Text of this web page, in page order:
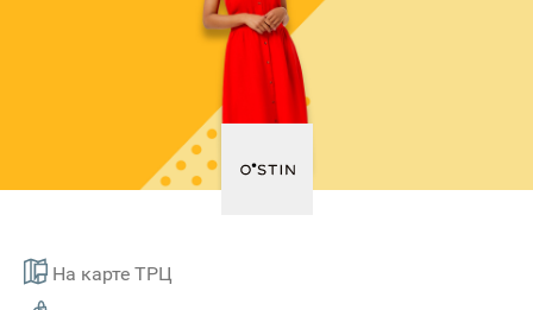
На карте ТРЦ